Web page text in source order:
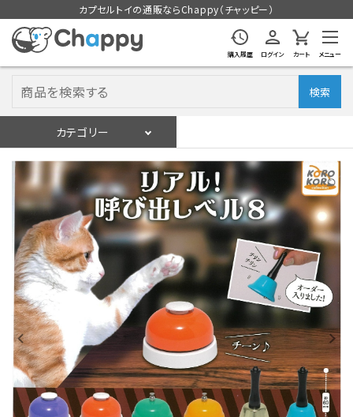
カプセルトイの通販ならChappy（チャッピー）
購入履歴 ログイン カート メニュー
検索
カテゴリー
ログイン 会員登録
入荷スケジュールをチェック
カプセルトイマシン本体
カプセルトイ
販促用空カプセル
レンタル